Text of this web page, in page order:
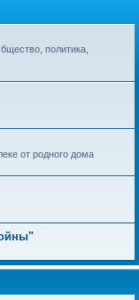
политика,
от родного дома